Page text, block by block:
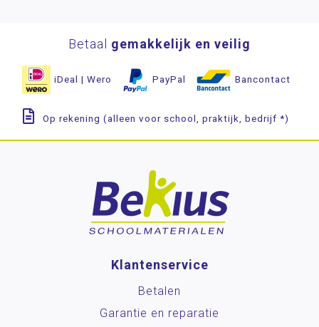
Betaal gemakkelijk en veilig
iDeal | Wero PayPal Bancontact
Op rekening (alleen voor school, praktijk, bedrijf *)
Klantenservice
Betalen
Garantie en reparatie